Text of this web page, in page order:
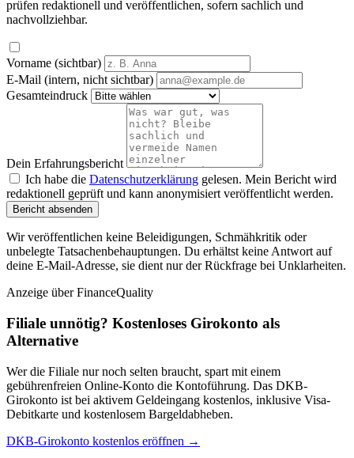
prüfen redaktionell und veröffentlichen, sofern sachlich und
nachvollziehbar.
Vorname (sichtbar)
E-Mail (intern, nicht sichtbar)
Gesamteindruck
Dein Erfahrungsbericht
Ich habe die Datenschutzerklärung gelesen. Mein Bericht wird
redaktionell geprüft und kann anonymisiert veröffentlicht werden.
Bericht absenden
Wir veröffentlichen keine Beleidigungen, Schmähkritik oder
unbelegte Tatsachenbehauptungen. Du erhältst keine Antwort auf
deine E-Mail-Adresse, sie dient nur der Rückfrage bei Unklarheiten.
Anzeige über FinanceQuality
Filiale unnötig? Kostenloses Girokonto als
Alternative
Wer die Filiale nur noch selten braucht, spart mit einem
gebührenfreien Online-Konto die Kontoführung. Das DKB-
Girokonto ist bei aktivem Geldeingang kostenlos, inklusive Visa-
Debitkarte und kostenlosem Bargeldabheben.
DKB-Girokonto kostenlos eröffnen →